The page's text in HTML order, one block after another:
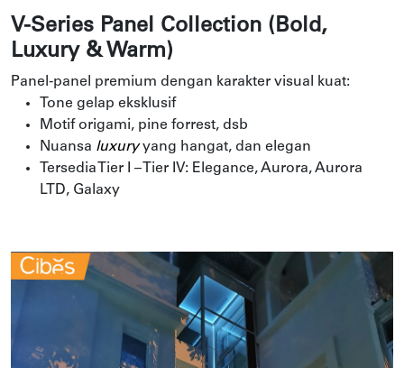
V-Series Panel Collection (Bold,
Luxury & Warm)
Panel-panel premium dengan karakter visual kuat:
Tone gelap eksklusif
Motif origami, pine forrest, dsb
Nuansa luxuryyang hangat, dan elegan
Tersedia Tier I – Tier IV: Elegance, Aurora, Aurora
LTD, Galaxy